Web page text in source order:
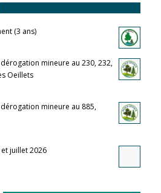
(3 ans)
mineure au 230, 232,
Oeillets
mineure au 885,
juillet 2026